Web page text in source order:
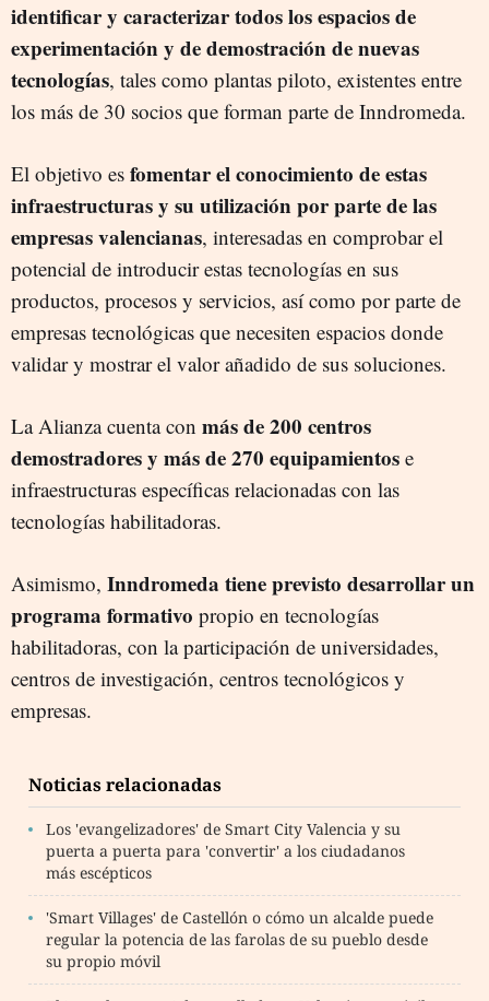
identificar y caracterizar todos los espacios de
experimentación y de demostración de nuevas
tecnologías, tales como plantas piloto, existentes entre
los más de 30 socios que forman parte de Inndromeda.
El objetivo es fomentar el conocimiento de estas
infraestructuras y su utilización por parte de las
empresas valencianas, interesadas en comprobar el
potencial de introducir estas tecnologías en sus
productos, procesos y servicios, así como por parte de
empresas tecnológicas que necesiten espacios donde
validar y mostrar el valor añadido de sus soluciones.
La Alianza cuenta con más de 200 centros
demostradores y más de 270 equipamientos e
infraestructuras específicas relacionadas con las
tecnologías habilitadoras.
Asimismo, Inndromeda tiene previsto desarrollar un
programa formativo propio en tecnologías
habilitadoras, con la participación de universidades,
centros de investigación, centros tecnológicos y
empresas.
Noticias relacionadas
Los 'evangelizadores' de Smart City Valencia y su
puerta a puerta para 'convertir' a los ciudadanos
más escépticos
'Smart Villages' de Castellón o cómo un alcalde puede
regular la potencia de las farolas de su pueblo desde
su propio móvil